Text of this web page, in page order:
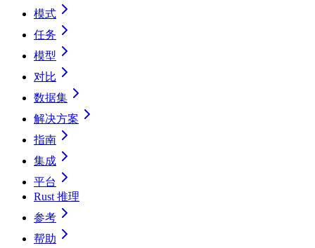
模式
任务
模型
对比
数据集
解决方案
指南
集成
平台
Rust 推理
参考
帮助